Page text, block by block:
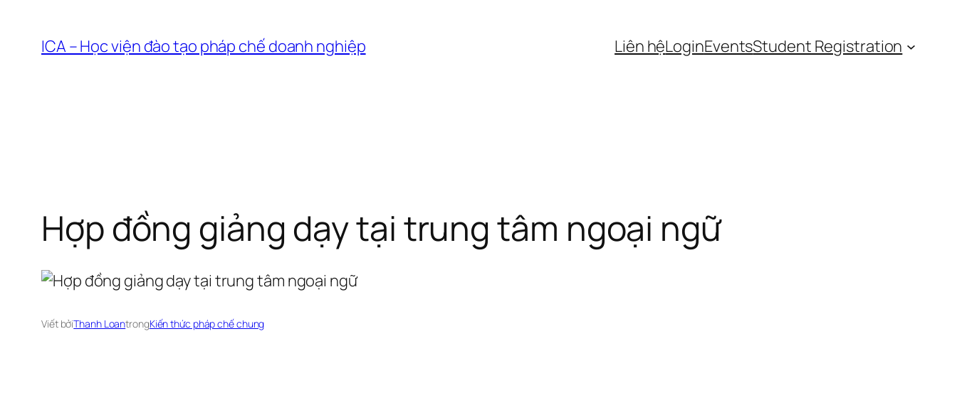
ICA – Học viện đào tạo pháp chế doanh nghiệp Liên hệLoginEventsStudent Registration
Hợp đồng giảng dạy tại trung tâm ngoại ngữ
Viết bởiThanh LoantrongKiến thức pháp chế chung